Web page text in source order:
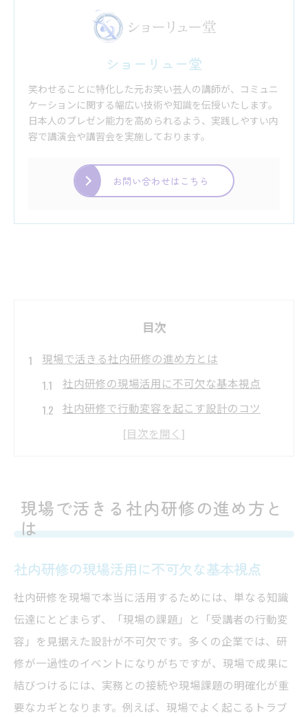
ショーリュー堂
笑わせることに特化した元お笑い芸人の講師が、コミュニ
ケーションに関する幅広い技術や知識を伝授いたします。
日本人のプレゼン能力を高められるよう、実践しやすい内
容で講演会や講習会を実施しております。
お問い合わせはこちら
目次
現場で活きる社内研修の進め方とは
社内研修の現場活用に不可欠な基本視点
社内研修で行動変容を起こす設計のコツ
社内研修の効果測定とフォロー体制の重要
社内研修で失敗しないための現場連携術
OJTとOff-JTを使い分ける社内研修の考え方
社内研修で役立つ参加型手法の選び方
社内研修で実践する面白い研修方法の工夫
参加型手法が変える社内研修の展開例
社内研修に参加型手法を取り入れる実践例
現場で活きる社内研修の進め方と
は
社内研修の現場活用に不可欠な基本視点
社内研修を現場で本当に活用するためには、単なる知識
伝達にとどまらず、「現場の課題」と「受講者の行動変
容」を見据えた設計が不可欠です。多くの企業では、研
修が一過性のイベントになりがちですが、現場で成果に
結びつけるには、実務との接続や現場課題の明確化が重
要なカギとなります。例えば、現場でよく起こるトラブ